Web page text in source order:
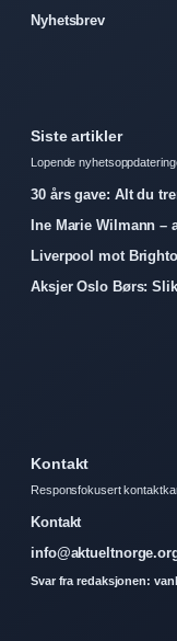
Nyhetsbrev
Siste artikler
Lopende
30 års gave: Alt du
Ine Marie Wilmann
Liverpool mot
Aksjer Oslo Børs:
Kontakt
Responsfokusert
Kontakt
Svar fra redaksjonen: